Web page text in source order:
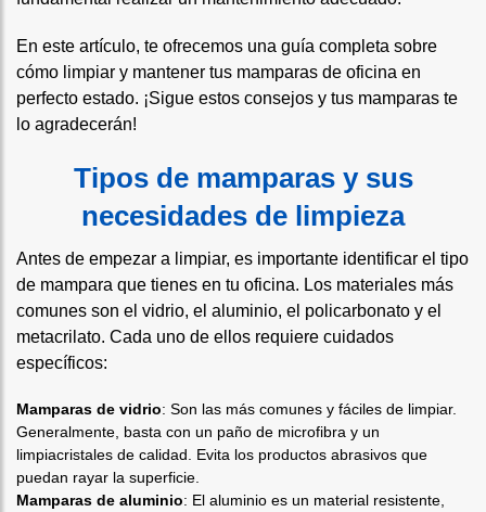
En este artículo, te ofrecemos una guía completa sobre
cómo limpiar y mantener tus mamparas de oficina en
perfecto estado. ¡Sigue estos consejos y tus mamparas te
lo agradecerán!
Tipos de mamparas y sus
necesidades de limpieza
Antes de empezar a limpiar, es importante identificar el tipo
de mampara que tienes en tu oficina. Los materiales más
comunes son el vidrio, el aluminio, el policarbonato y el
metacrilato. Cada uno de ellos requiere cuidados
específicos:
Mamparas de vidrio: Son las más comunes y fáciles de limpiar.
Generalmente, basta con un paño de microfibra y un
limpiacristales de calidad. Evita los productos abrasivos que
puedan rayar la superficie.
Mamparas de aluminio: El aluminio es un material resistente,